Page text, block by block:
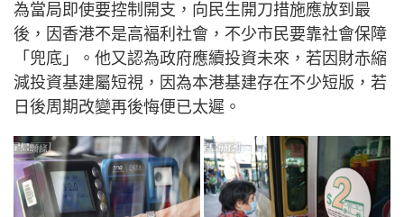
為當局即使要控制開支，向民生開刀措施應放到最
後，因香港不是高褔利社會，不少市民要靠社會保障
「兜底」。他又認為政府應續投資未來，若因財赤縮
減投資基建屬短視，因為本港基建存在不少短版，若
日後周期改變再後悔便已太遲。